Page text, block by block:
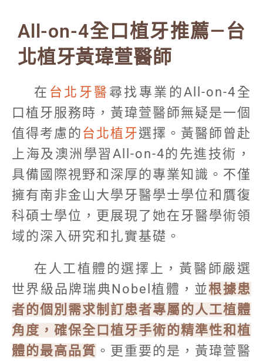
All-on-4全口植牙推薦—台
北植牙黃瑋萱醫師
在 台北牙醫 尋找專業的All-on-4全
口植牙服務時，黃瑋萱醫師無疑是一個
值得考慮的 台北植牙選擇。黃醫師曾赴
上海及澳洲學習All-on-4的先進技術，
具備國際視野和深厚的專業知識。不僅
擁有南非金山大學牙醫學士學位和贋復
科碩士學位，更展現了她在牙醫學術領
域的深入研究和扎實基礎。
在人工植體的選擇上，黃醫師嚴選
世界級品牌瑞典Nobel植體，並根據患
者的個別需求制訂患者專屬的人工植體
角度，確保全口植牙手術的精準性和植
體的最高品質 。更重要的是，黃瑋萱醫